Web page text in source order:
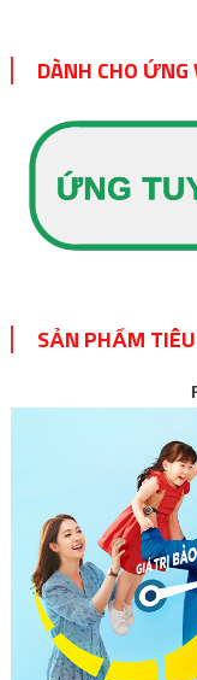
DÀNH CHO ỨNG
SẢN PHẨM